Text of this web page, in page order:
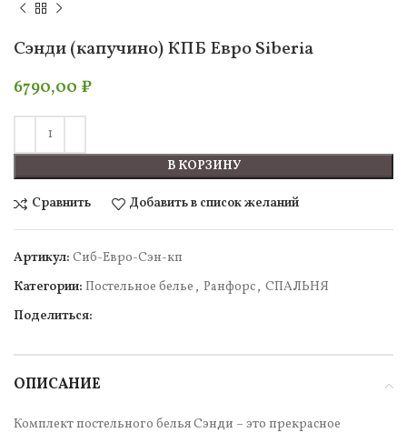
Сэнди (капучино) КПБ Евро Siberia
6790,00 ₽
В КОРЗИНУ
Сравнить Добавить в список желаний
Артикул: Сиб-Евро-Сэн-кп
Категории: Постельное белье , Ранфорс, СПАЛЬНЯ
Поделиться:
ОПИСАНИЕ
Комплект постельного белья Сэнди – это прекрасное